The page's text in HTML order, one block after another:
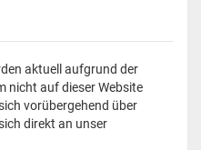
aktuell aufgrund der
nicht auf dieser Website
vorübergehend über
direkt an unser